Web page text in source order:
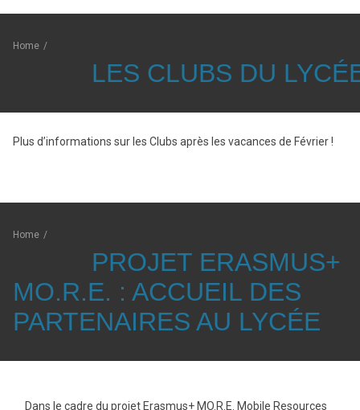
Home /
LES CLUBS DU
Plus d’informations sur les Clubs après les vacances de Février !
Home /
PROJET ERASMUS+
MO.R.E. : ACCUEIL DES
PARTENAIRES AU LYCÉE
Dans le cadre du projet Erasmus+ MO.R.E. Mobile Resources